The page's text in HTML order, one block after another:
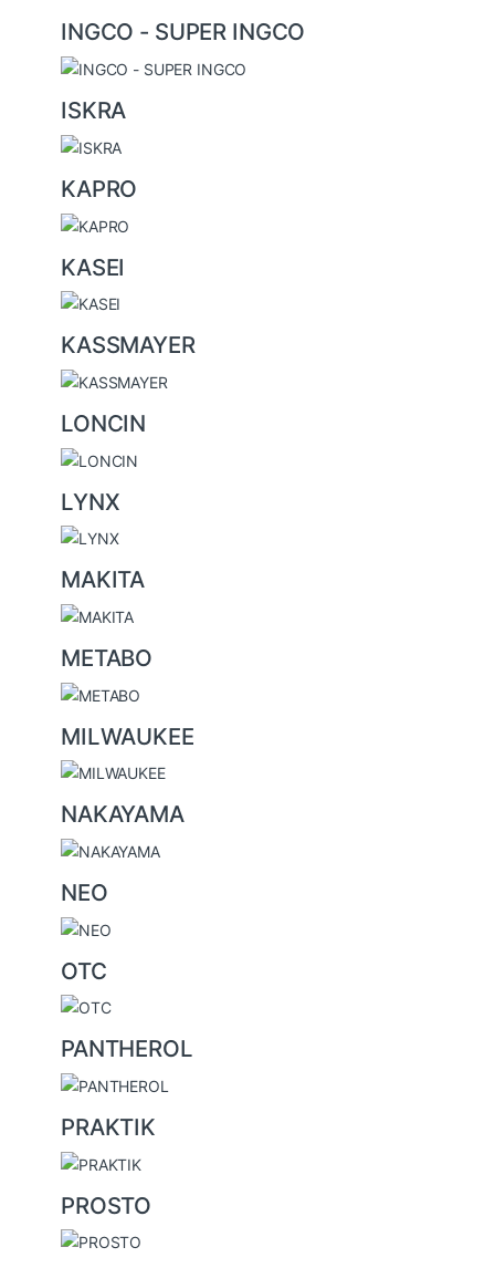
INGCO - SUPER INGCO
ISKRA
KAPRO
KASEI
KASSMAYER
LONCIN
LYNX
MAKITA
METABO
MILWAUKEE
NAKAYAMA
NEO
OTC
PANTHEROL
PRAKTIK
PROSTO